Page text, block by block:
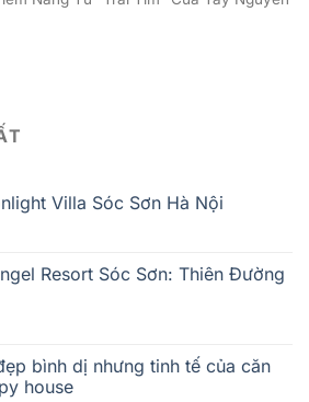
Villa Sóc Sơn Hà Nội
Resort Sóc Sơn: Thiên Đường
bình dị nhưng tinh tế của căn
house